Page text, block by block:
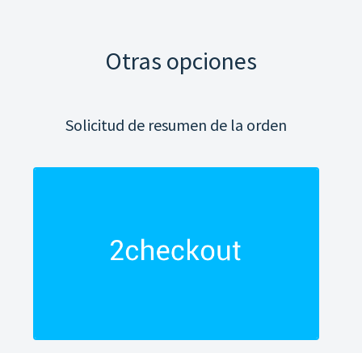
Otras opciones
Solicitud de resumen de la orden